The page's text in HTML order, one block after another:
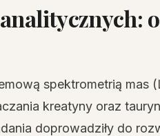
spektrometrią mas
kreatyny oraz
doprowadziły do